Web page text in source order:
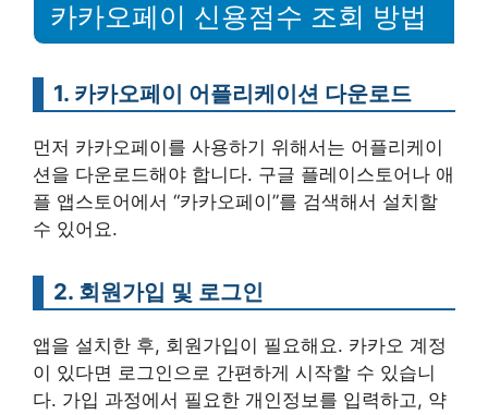
카카오페이 신용점수 조회 방법
1. 카카오페이 어플리케이션 다운로드
먼저 카카오페이를 사용하기 위해서는 어플리케이
션을 다운로드해야 합니다. 구글 플레이스토어나 애
플 앱스토어에서 “카카오페이”를 검색해서 설치할
수 있어요.
2. 회원가입 및 로그인
앱을 설치한 후, 회원가입이 필요해요. 카카오 계정
이 있다면 로그인으로 간편하게 시작할 수 있습니
다. 가입 과정에서 필요한 개인정보를 입력하고, 약